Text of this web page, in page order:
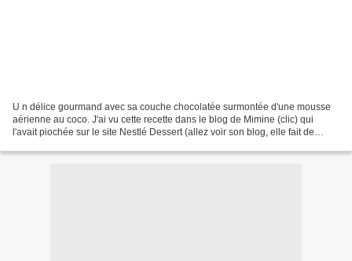
U n délice gourmand avec sa couche chocolatée surmontée d'une mousse
aérienne au coco. J'ai vu cette recette dans le blog de Mimine (clic) qui
l'avait piochée sur le site Nestlé Dessert (allez voir son blog, elle fait de